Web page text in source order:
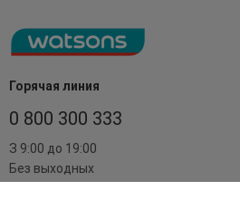
Горячая линия
0 800 300 333
З 9:00 до 19:00
Без выходных